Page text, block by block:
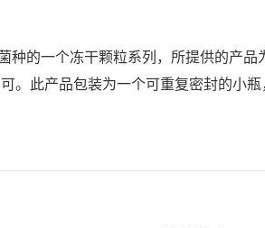
种的一个冻干颗粒系列，所提供的产品
。此产品包装为一个可重复密封的小瓶